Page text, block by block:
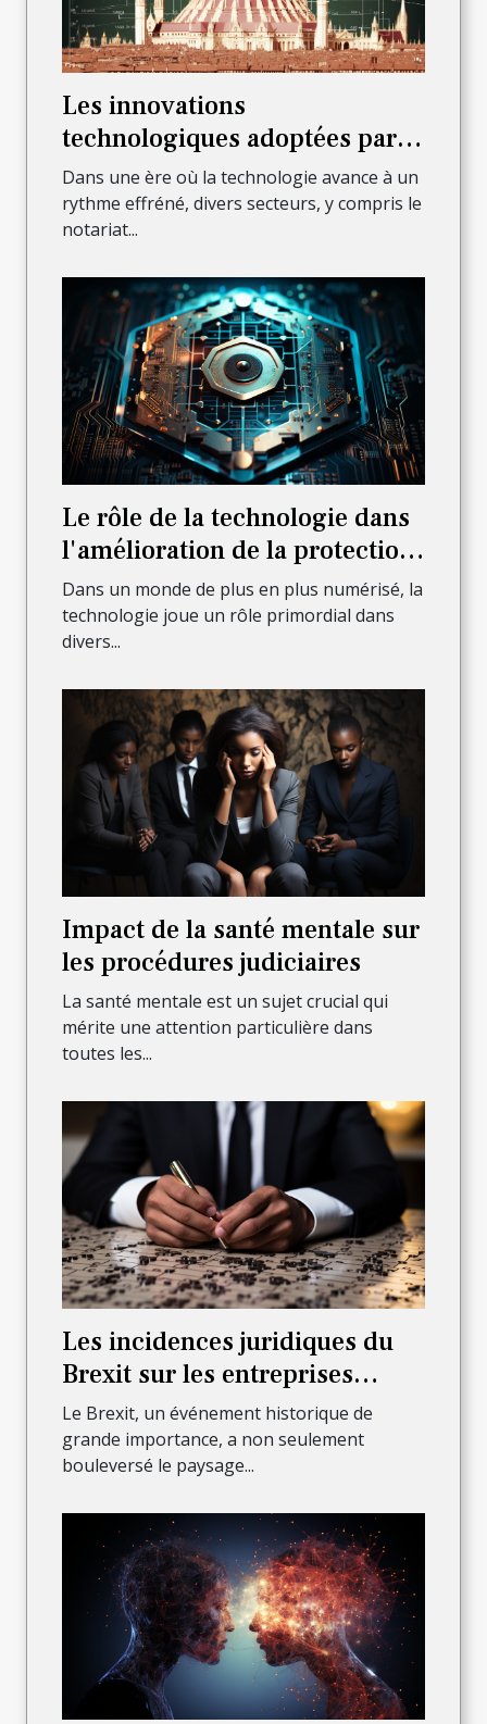
Les innovations
technologiques adoptées par
les notaires à Paris 6ème pour
améliorer leur service
Dans une ère où la technologie avance à un
rythme effréné, divers secteurs, y compris le
notariat...
Le rôle de la technologie dans
l'amélioration de la protection
juridique
Dans un monde de plus en plus numérisé, la
technologie joue un rôle primordial dans
divers...
Impact de la santé mentale sur
les procédures judiciaires
La santé mentale est un sujet crucial qui
mérite une attention particulière dans
toutes les...
Les incidences juridiques du
Brexit sur les entreprises
françaises
Le Brexit, un événement historique de
grande importance, a non seulement
bouleversé le paysage...